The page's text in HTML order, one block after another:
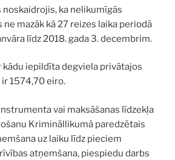
noskaidrojis, ka nelikumīgās
mazāk kā 27 reizes laika periodā
līdz 2018. gada 3. decembrim.
kādu iepildīta degviela privātajos
1574,70 eiro.
vai maksāšanas līdzekļa
Krimināllikumā paredzētais
uz laiku līdz pieciem
atņemšana, piespiedu darbs